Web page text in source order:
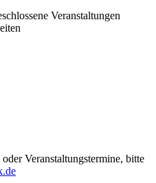
Veranstaltungen
Veranstaltungstermine, bitte